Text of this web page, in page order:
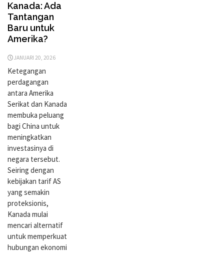
Kanada: Ada
Tantangan
Baru untuk
Amerika?
JANUARI 20, 2026
Ketegangan
perdagangan
antara Amerika
Serikat dan Kanada
membuka peluang
bagi China untuk
meningkatkan
investasinya di
negara tersebut.
Seiring dengan
kebijakan tarif AS
yang semakin
proteksionis,
Kanada mulai
mencari alternatif
untuk memperkuat
hubungan ekonomi